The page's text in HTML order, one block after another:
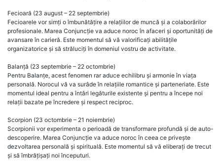
Fecioară (23 august – 22 septembrie)
Fecioarele vor simți o îmbunătățire a relațiilor de muncă și a colaborărilor
profesionale. Marea Conjuncție va aduce noroc în afaceri și oportunități de
avansare în carieră. Este momentul să vă valorificați abilitățile
organizatorice și să străluciți în domeniul vostru de activitate.
Balanță (23 septembrie – 22 octombrie)
Pentru Balanțe, acest fenomen rar aduce echilibru și armonie în viața
personală. Norocul vă va surâde în relațiile romantice și parteneriate. Este
momentul ideal pentru a întări legăturile existente și pentru a începe noi
relații bazate pe încredere și respect reciproc.
Scorpion (23 octombrie – 21 noiembrie)
Scorpionii vor experimenta o perioadă de transformare profundă și de auto-
descoperire. Marea Conjuncție va aduce noroc în ceea ce privește
dezvoltarea personală și spirituală. Este momentul să vă eliberați de trecut
și să îmbrățișați noi începuturi.